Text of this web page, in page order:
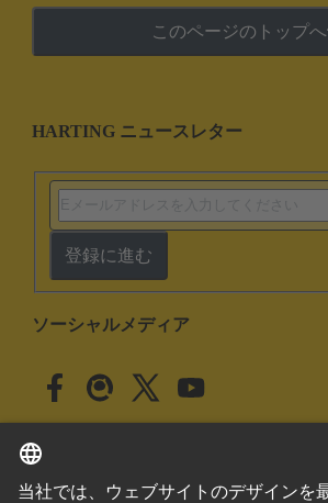
このページのトップへ
HARTING ニュースレター
登録に進む
ソーシャルメディア
日本 日本語